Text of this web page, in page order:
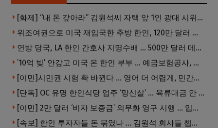
[화제] “내 돈 갚아라” 김원석씨 자택 앞 1인 광대 시위 … 한인 투자사, “108만 달러 못받아”
위조여권으로 미국 재입국한 추방 한인, 120만 달러 은행 사기 행각
연방 당국, LA 한인 간호사 지명수배 … 500만 달러 메디캐어 사기, 선고 직전 한국 도주
’10억 빚’ 안갚고 미국 온 한인 부부 … 예금보험공사, 미국서 소송
[이민]시민권 시험 확 바뀐다 … 영어 더 어렵게, 민간시험 도입 추진
[단독] OC 유명 한인식당 업주 ‘망신살’ … 육류대금 안 갚자 식당서 공개추심
[이민] 2만 달러 ‘비자 보증금’ 의무화 영구 시행 … 입국 문턱 더 높아진다.
[속보] 한인 투자자들 돈 묶였나 … 김원석 회사들 챕터7 강제파산·자진파산 잇따라 신청